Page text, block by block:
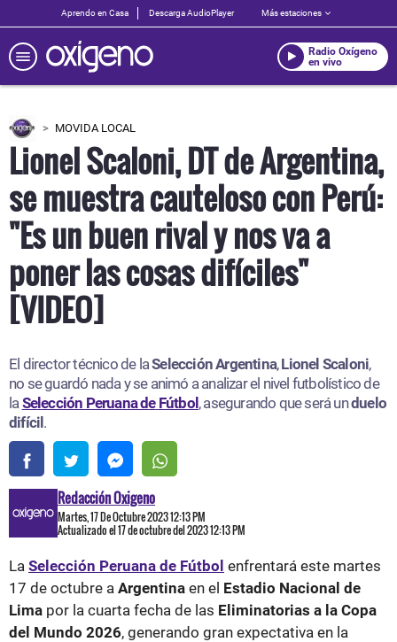
Aprendo en Casa Descarga AudioPlayer Más estaciones
Radio Oxígeno
en vivo
MOVIDA LOCAL
Lionel Scaloni, DT de Argentina,
se muestra cauteloso con Perú:
"Es un buen rival y nos va a
poner las cosas difíciles"
[VIDEO]
El director técnico de laSelección Argentina,Lionel Scaloni,
no se guardó nada y se animó a analizar el nivel futbolístico de
laSelección Peruana de Fútbol , asegurando que será unduelo
difícil .
Redacción Oxigeno
Martes, 17 De Octubre 2023 12:13 PM
Actualizado el 17 de octubre del 2023 12:13 PM
La Selección Peruana de Fútbol enfrentará este martes
17 de octubre a Argentina en el Estadio Nacional de
Lima por la cuarta fecha de las Eliminatorias a la Copa
del Mundo 2026, generando gran expectativa en la